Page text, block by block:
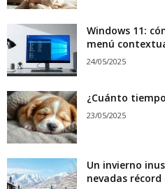
Windows 11:
menú
24/05/2025
¿Cuánto
23/05/2025
Un invierno
nevadas